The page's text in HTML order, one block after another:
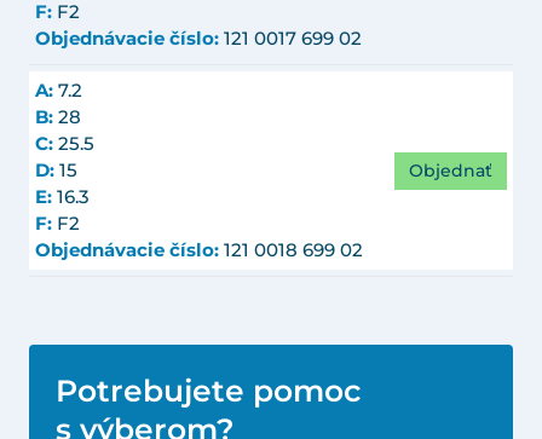
F: F2
Objednávacie číslo: 121 0017 699 02
A: 7.2
B: 28
C: 25.5
D: 15
E: 16.3
F: F2
Objednávacie číslo: 121 0018 699 02
Objednať
Potrebujete pomoc
s výberom?